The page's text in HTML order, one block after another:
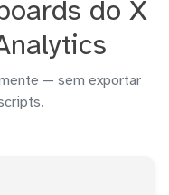
do X
— sem exportar